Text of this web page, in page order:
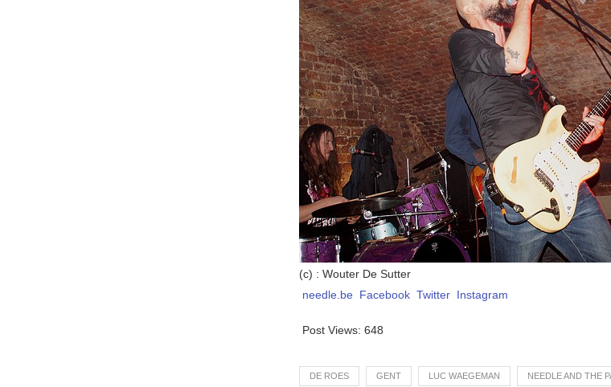
(c) : Wouter De Sutter
needle.be Facebook Twitter Instagram
Post Views: 648
DE ROES GENT LUC WAEGEMAN NEEDLE AND THE